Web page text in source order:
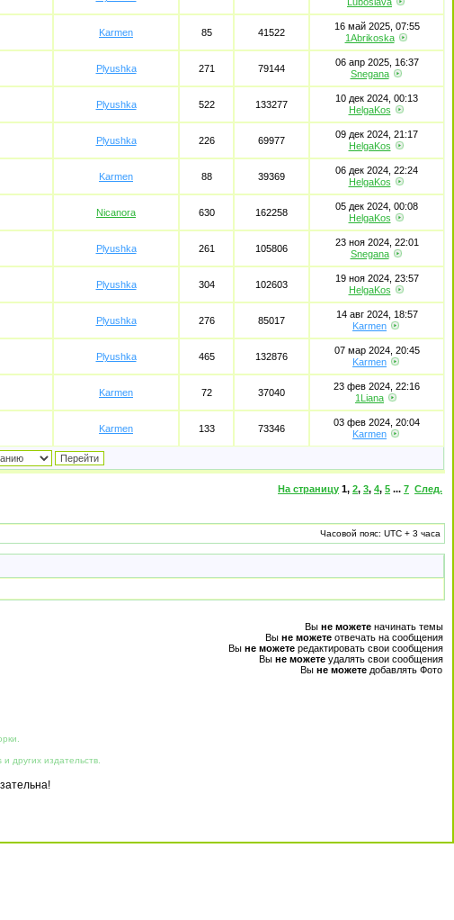
Karmen 85 41522
16 май 2025, 07:55
1Abrikoska
Plyushka 271 79144
06 апр 2025, 16:37
Snegana
Plyushka 522 133277
10 дек 2024, 00:13
HelgaKos
Plyushka 226 69977
09 дек 2024, 21:17
HelgaKos
Karmen 88 39369
06 дек 2024, 22:24
HelgaKos
Nicanora 630 162258
05 дек 2024, 00:08
HelgaKos
Plyushka 261 105806
23 ноя 2024, 22:01
Snegana
Plyushka 304 102603
19 ноя 2024, 23:57
HelgaKos
Plyushka 276 85017
14 авг 2024, 18:57
Karmen
Plyushka 465 132876
07 мар 2024, 20:45
Karmen
Karmen 72 37040
23 фев 2024, 22:16
1Liana
Karmen 133 73346
03 фев 2024, 20:04
Karmen
На страницу 1, 2, 3, 4, 5 ... 7 След.
Часовой пояс: UTC + 3 часа
Вы не можете начинать темы
Вы не можете отвечать на сообщения
Вы не можете редактировать свои сообщения
Вы не можете удалять свои сообщения
Вы не можете добавлять Фото
других издательств.